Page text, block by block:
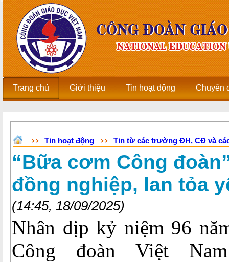
Trang chủ Giới thiệu Tin hoạt động Chuyên
Tin hoạt động Tin từ các trường ĐH, CĐ và
“Bữa cơm Công
đồng nghiệp, lan tỏa
(14:45, 18/09/2025)
Nhân dịp kỷ niệm 96
Công đoàn Việt